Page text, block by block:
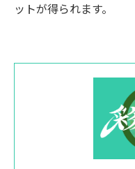
ットが得られます。